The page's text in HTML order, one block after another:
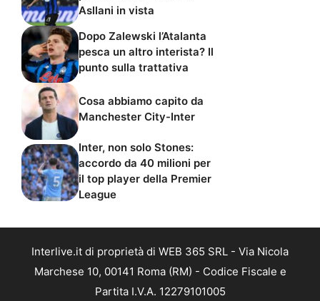
Asllani in vista
Dopo Zalewski l’Atalanta
pesca un altro interista? Il
punto sulla trattativa
Cosa abbiamo capito da
Manchester City-Inter
Inter, non solo Stones:
accordo da 40 milioni per
il top player della Premier
League
Interlive.it di proprietà di WEB 365 SRL - Via Nicola
Marchese 10, 00141 Roma (RM) - Codice Fiscale e
Partita I.V.A. 12279101005